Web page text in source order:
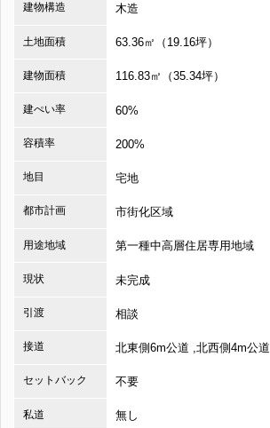
建物構造 木造
土地面積 63.36㎡（19.16坪）
建物面積 116.83㎡（35.34坪）
建ぺい率 60%
容積率 200%
地目 宅地
都市計画 市街化区域
用途地域 第一種中高層住居専用地域
現状 未完成
引渡 相談
接道 北東側6m公道 ,北西側4m公道
セットバック 不要
私道 無し